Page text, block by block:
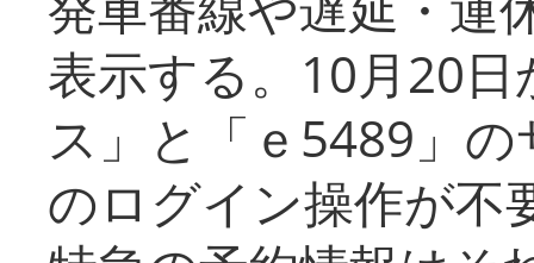
表示する。10月20
ス」と「ｅ5489」
のログイン操作が不